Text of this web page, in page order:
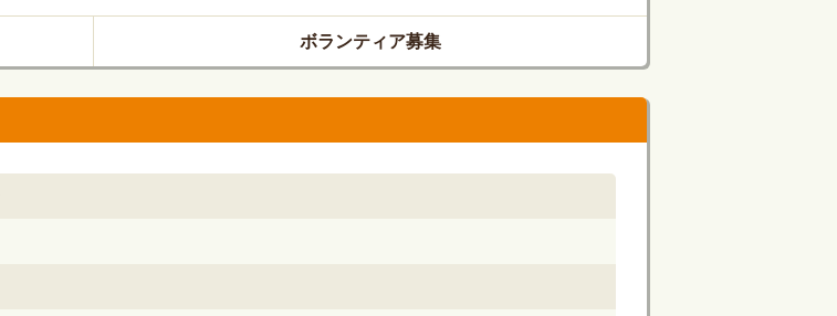
ボランティア募集